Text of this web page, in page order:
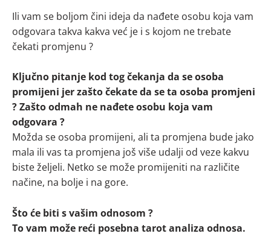
Ili vam se boljom čini ideja da nađete osobu koja vam
odgovara takva kakva već je i s kojom ne trebate
čekati promjenu ?
Ključno pitanje kod tog čekanja da se osoba
promijeni jer zašto čekate da se ta osoba promjeni
? Zašto odmah ne nađete osobu koja vam
odgovara ?
Možda se osoba promijeni, ali ta promjena bude jako
mala ili vas ta promjena još više udalji od veze kakvu
biste željeli. Netko se može promijeniti na različite
načine, na bolje i na gore.
Što će biti s vašim odnosom ?
To vam može reći posebna tarot analiza odnosa.